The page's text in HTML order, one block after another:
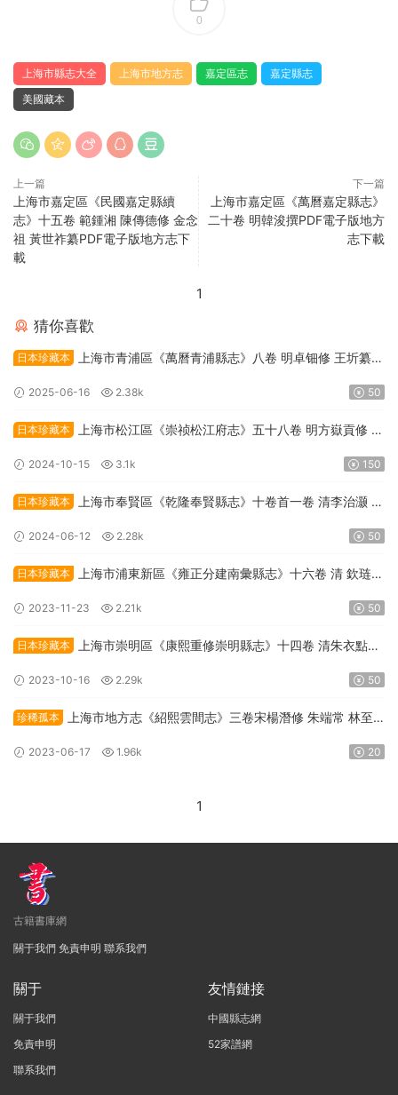
0
上海市縣志大全 上海市地方志 嘉定區志
嘉定縣志
美國藏本
上一篇
上海市嘉定區《民國嘉定縣續
志》十五卷 範鍾湘 陳傳德修 金念
祖 黃世祚纂PDF電子版地方志下
載
下一篇
上海市嘉定區《萬曆嘉定縣志》
二十卷 明韓浚撰PDF電子版地方
志下載
1
猜你喜歡
日本珍藏本
上海市青浦區《萬曆青浦縣志》八卷 明卓钿修 王圻纂
2025-06-16 2.38k 50
日本珍藏本
上海市松江區《崇祯松江府志》五十八卷 明方嶽貢修 陳
2024-10-15 3.1k 150
日本珍藏本
上海市奉賢區《乾隆奉賢縣志》十卷首一卷 清李治灏 吳
2024-06-12 2.28k 50
日本珍藏本
上海市浦東新區《雍正分建南彙縣志》十六卷 清 欽琏修
2023-11-23 2.21k 50
日本珍藏本
上海市崇明區《康熙重修崇明縣志》十四卷 清朱衣點修
2023-10-16 2.29k 50
珍稀孤本
上海市地方志《紹熙雲間志》三卷宋楊潛修 朱端常 林至
2023-06-17 1.96k 20
1
古籍書庫網
關于我們 免責申明 聯系我們
關于
關于我們
免責申明
聯系我們
友情鏈接
中國縣志網
52家譜網